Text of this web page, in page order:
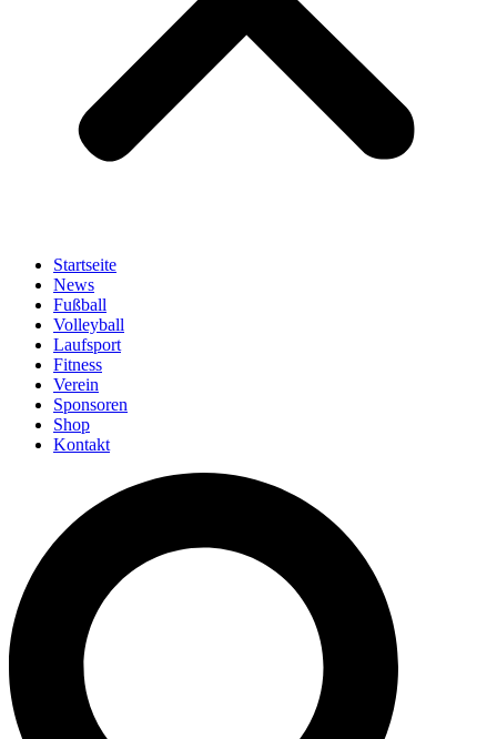
Startseite
News
Fußball
Volleyball
Laufsport
Fitness
Verein
Sponsoren
Shop
Kontakt